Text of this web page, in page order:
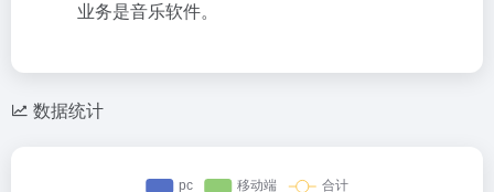
业务是音乐软件。
数据统计